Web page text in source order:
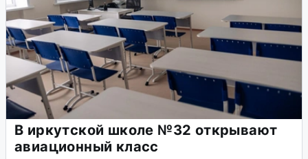
В иркутской школе №32 открывают
авиационный класс